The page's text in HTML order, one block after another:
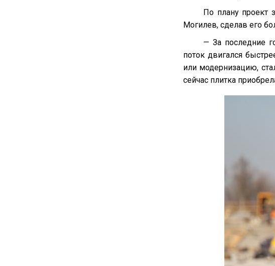
По плану проект
Могилев, сделав его
— За последние
поток двигался
или модернизацию,
сейчас плитка